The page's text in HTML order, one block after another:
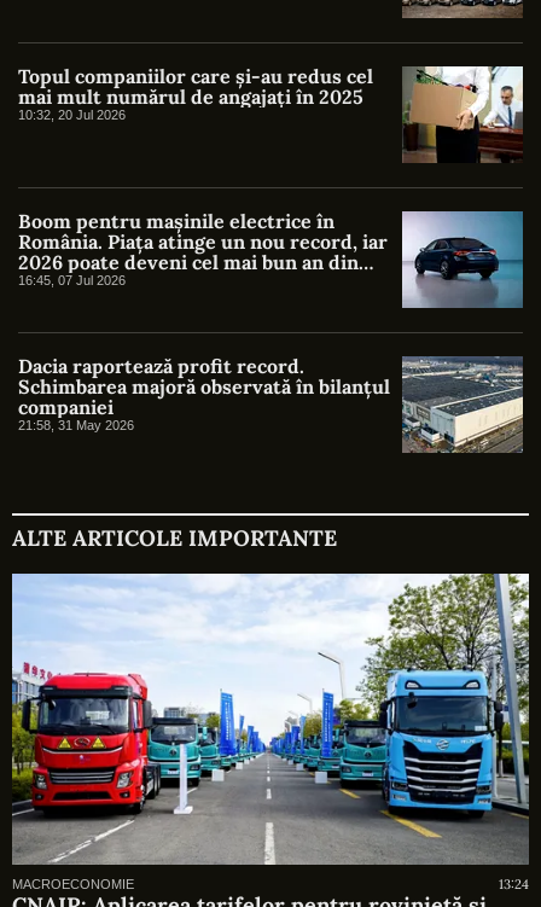
Topul companiilor care și-au redus cel
mai mult numărul de angajați în 2025
10:32, 20 Jul 2026
Boom pentru mașinile electrice în
România. Piața atinge un nou record, iar
2026 poate deveni cel mai bun an din
istorie
16:45, 07 Jul 2026
Dacia raportează profit record.
Schimbarea majoră observată în bilanțul
companiei
21:58, 31 May 2026
ALTE ARTICOLE IMPORTANTE
MACROECONOMIE 13:24